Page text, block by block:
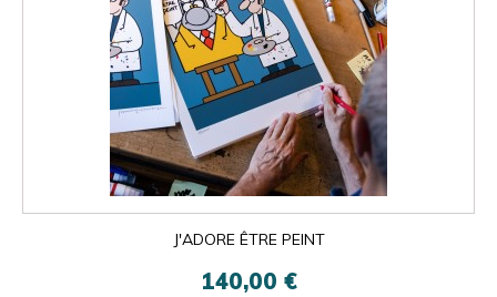
J'ADORE ÊTRE PEINT
140,00 €